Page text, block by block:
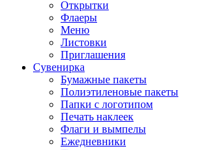
Открытки
Флаеры
Меню
Листовки
Приглашения
Сувенирка
Бумажные пакеты
Полиэтиленовые пакеты
Папки с логотипом
Печать наклеек
Флаги и вымпелы
Ежедневники